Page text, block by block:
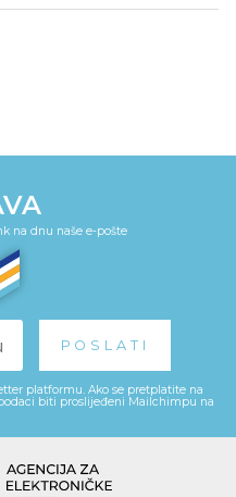
na dnu naše e-pošte
platformu. Ako se pretplatite na
biti proslijeđeni Mailchimpu na